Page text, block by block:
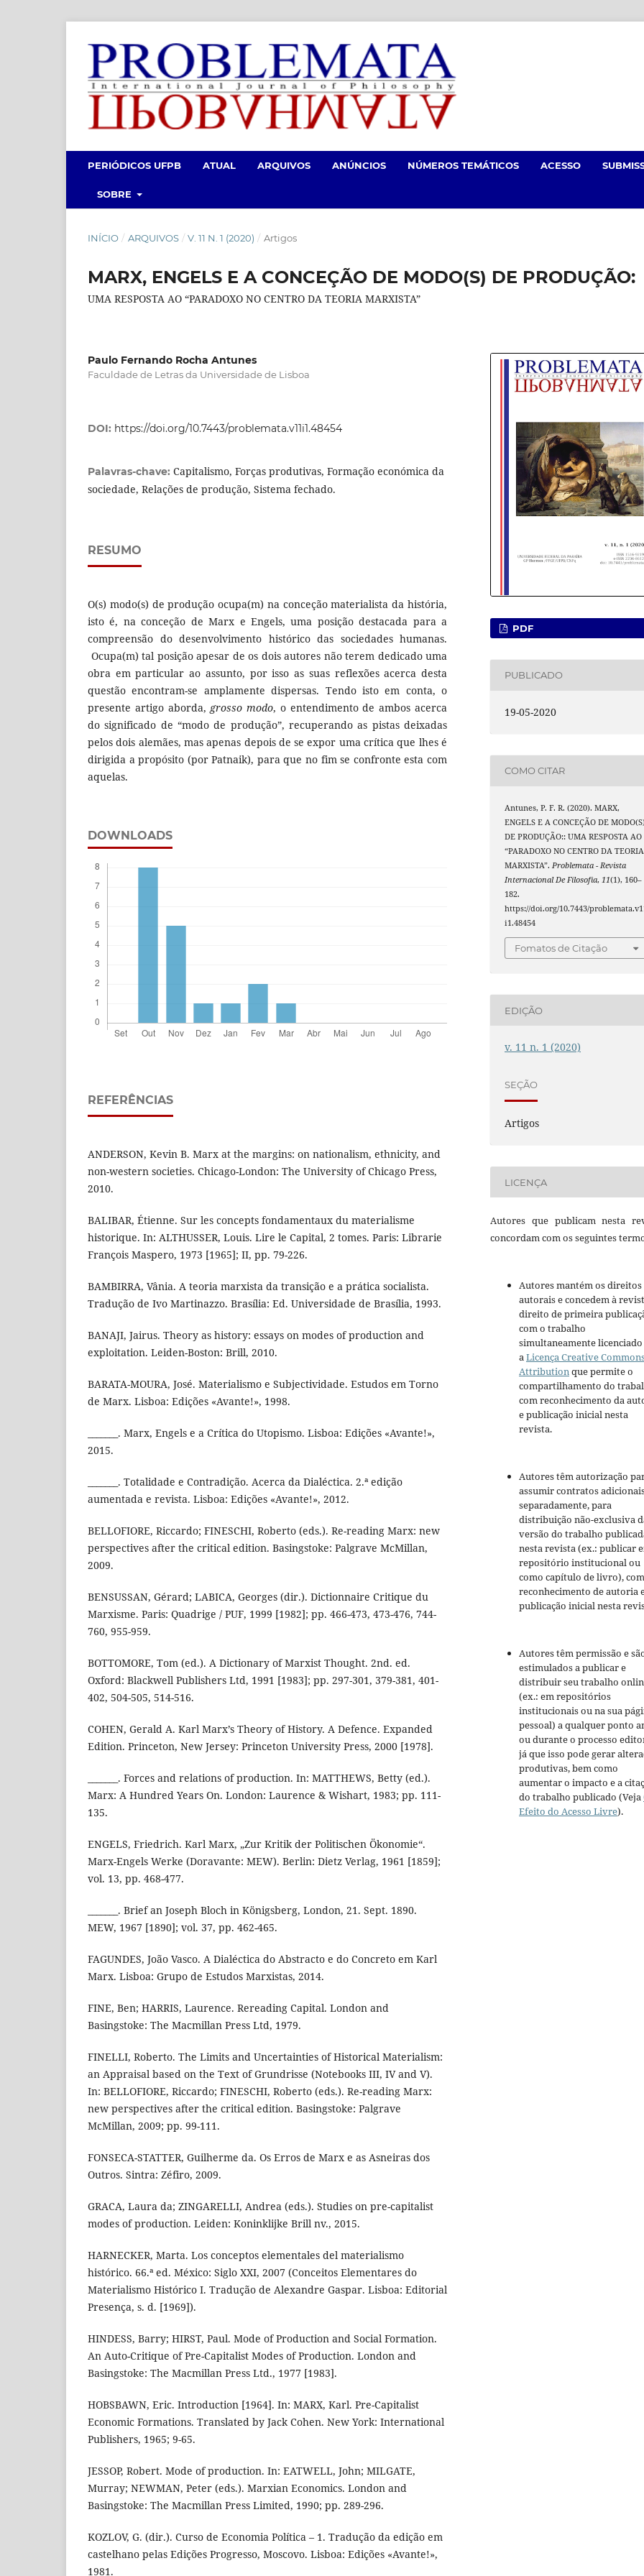
PERIÓDICOS UFPB ATUAL ARQUIVOS ANÚNCIOS NÚMEROS TEMÁTICOS ACESSO
SOBRE
INÍCIO / ARQUIVOS / V. 11 N. 1 (2020) / Artigos
MARX, ENGELS E A CONCEÇÃO DE MODO(S) DE PRODUÇÃO:
UMA RESPOSTA AO “PARADOXO NO CENTRO DA TEORIA MARXISTA”
Paulo Fernando Rocha Antunes
Faculdade de Letras da Universidade de Lisboa
DOI: https://doi.org/10.7443/problemata.v11i1.48454
Palavras-chave: Capitalismo, Forças produtivas, Formação económica da
sociedade, Relações de produção, Sistema fechado.
RESUMO
O(s) modo(s) de produção ocupa(m) na conceção materialista da história,
isto é, na conceção de Marx e Engels, uma posição destacada para a
compreensão do desenvolvimento histórico das sociedades humanas.
Ocupa(m) tal posição apesar de os dois autores não terem dedicado uma
obra em particular ao assunto, por isso as suas reflexões acerca desta
questão encontram-se amplamente dispersas. Tendo isto em conta, o
presente artigo aborda,grosso modo, o entendimento de ambos acerca
do significado de “modo de produção”, recuperando as pistas deixadas
pelos dois alemães, mas apenas depois de se expor uma crítica que lhes é
dirigida a propósito (por Patnaik), para que no fim se confronte esta com
aquelas.
DOWNLOADS
REFERÊNCIAS
ANDERSON, Kevin B. Marx at the margins: on nationalism, ethnicity, and
non-western societies. Chicago-London: The University of Chicago Press,
2010.
BALIBAR, Étienne. Sur les concepts fondamentaux du materialisme
historique. In: ALTHUSSER, Louis. Lire le Capital, 2 tomes. Paris: Librarie
François Maspero, 1973 [1965]; II, pp. 79-226.
BAMBIRRA, Vânia. A teoria marxista da transição e a prática socialista.
Tradução de Ivo Martinazzo. Brasília: Ed. Universidade de Brasília, 1993.
BANAJI, Jairus. Theory as history: essays on modes of production and
exploitation. Leiden-Boston: Brill, 2010.
BARATA-MOURA, José. Materialismo e Subjectividade. Estudos em Torno
de Marx. Lisboa: Edições «Avante!», 1998.
_______. Marx, Engels e a Crítica do Utopismo. Lisboa: Edições «Avante!»,
2015.
_______. Totalidade e Contradição. Acerca da Dialéctica. 2.ª edição
aumentada e revista. Lisboa: Edições «Avante!», 2012.
BELLOFIORE, Riccardo; FINESCHI, Roberto (eds.). Re-reading Marx: new
perspectives after the critical edition. Basingstoke: Palgrave McMillan,
2009.
BENSUSSAN, Gérard; LABICA, Georges (dir.). Dictionnaire Critique du
Marxisme. Paris: Quadrige / PUF, 1999 [1982]; pp. 466-473, 473-476, 744-
760, 955-959.
BOTTOMORE, Tom (ed.). A Dictionary of Marxist Thought. 2nd. ed.
Oxford: Blackwell Publishers Ltd, 1991 [1983]; pp. 297-301, 379-381, 401-
402, 504-505, 514-516.
COHEN, Gerald A. Karl Marx’s Theory of History. A Defence. Expanded
Edition. Princeton, New Jersey: Princeton University Press, 2000 [1978].
_______. Forces and relations of production. In: MATTHEWS, Betty (ed.).
Marx: A Hundred Years On. London: Laurence & Wishart, 1983; pp. 111-
135.
ENGELS, Friedrich. Karl Marx, „Zur Kritik der Politischen Ökonomie“.
Marx-Engels Werke (Doravante: MEW). Berlin: Dietz Verlag, 1961 [1859];
vol. 13, pp. 468-477.
_______. Brief an Joseph Bloch in Königsberg, London, 21. Sept. 1890.
MEW, 1967 [1890]; vol. 37, pp. 462-465.
FAGUNDES, João Vasco. A Dialéctica do Abstracto e do Concreto em Karl
Marx. Lisboa: Grupo de Estudos Marxistas, 2014.
FINE, Ben; HARRIS, Laurence. Rereading Capital. London and
Basingstoke: The Macmillan Press Ltd, 1979.
FINELLI, Roberto. The Limits and Uncertainties of Historical Materialism:
an Appraisal based on the Text of Grundrisse (Notebooks III, IV and V).
In: BELLOFIORE, Riccardo; FINESCHI, Roberto (eds.). Re-reading Marx:
new perspectives after the critical edition. Basingstoke: Palgrave
McMillan, 2009; pp. 99-111.
FONSECA-STATTER, Guilherme da. Os Erros de Marx e as Asneiras dos
Outros. Sintra: Zéfiro, 2009.
GRACA, Laura da; ZINGARELLI, Andrea (eds.). Studies on pre-capitalist
modes of production. Leiden: Koninklijke Brill nv., 2015.
HARNECKER, Marta. Los conceptos elementales del materialismo
histórico. 66.ª ed. México: Siglo XXI, 2007 (Conceitos Elementares do
Materialismo Histórico I. Tradução de Alexandre Gaspar. Lisboa: Editorial
Presença, s. d. [1969]).
HINDESS, Barry; HIRST, Paul. Mode of Production and Social Formation.
An Auto-Critique of Pre-Capitalist Modes of Production. London and
Basingstoke: The Macmillan Press Ltd., 1977 [1983].
HOBSBAWN, Eric. Introduction [1964]. In: MARX, Karl. Pre-Capitalist
Economic Formations. Translated by Jack Cohen. New York: International
Publishers, 1965; 9-65.
JESSOP, Robert. Mode of production. In: EATWELL, John; MILGATE,
Murray; NEWMAN, Peter (eds.). Marxian Economics. London and
Basingstoke: The Macmillan Press Limited, 1990; pp. 289-296.
KOZLOV, G. (dir.). Curso de Economia Política – 1. Tradução da edição em
castelhano pelas Edições Progresso, Moscovo. Lisboa: Edições «Avante!»,
1981.
PDF
PUBLICADO
19-05-2020
COMO CITAR
Antunes, P. F. R. (2020). MARX,
ENGELS E A CONCEÇÃO DE
DE PRODUÇÃO:: UMA RESPOSTA AO
“PARADOXO NO CENTRO DA TEORIA
MARXISTA”. Problemata - Revista
Internacional De Filosofia, 11(1), 160–
182.
https://doi.org/10.7443/
i1.48454
Fomatos de Citação
EDIÇÃO
v. 11 n. 1 (2020)
SEÇÃO
Artigos
LICENÇA
Autores que publicam nesta
concordam com os seguintes
Autores mantém os direitos
autorais e concedem à
direito de primeira
com o trabalho
simultaneamente
aLicença Creative
Attributionque permite o
compartilhamento do
com reconhecimento da
e publicação inicial nesta
revista.
Autores têm autorização
assumir contratos
separadamente, para
distribuição não-exclusiva
versão do trabalho
nesta revista (ex.: publicar
repositório institucional ou
como capítulo de livro), com
reconhecimento de autoria
publicação inicial nesta
Autores têm permissão e
estimulados a publicar e
distribuir seu trabalho
(ex.: em repositórios
institucionais ou na sua
pessoal) a qualquer ponto
ou durante o processo
já que isso pode gerar
produtivas, bem como
aumentar o impacto e a
do trabalho publicado (Veja
Efeito do Acesso Livre).